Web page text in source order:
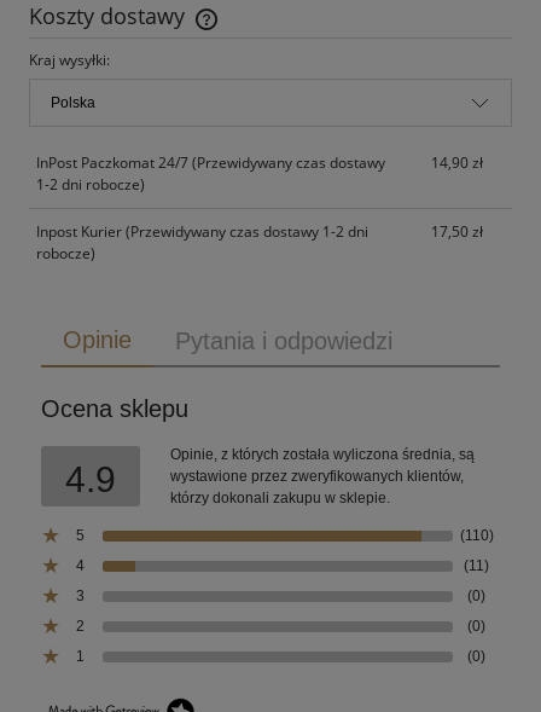
Koszty dostawy
Cena nie zawiera ewentualnych kosztów płatności
Kraj wysyłki:
InPost Paczkomat 24/7(Przewidywany czas dostawy
1-2 dni robocze)
14,90 zł
Inpost Kurier(Przewidywany czas dostawy 1-2 dni
robocze)
17,50 zł
Opinie Pytania i odpowiedzi
Ocena sklepu
4.9
Opinie, z których została wyliczona średnia, są
wystawione przez zweryfikowanych klientów,
którzy dokonali zakupu w sklepie.
5
(110)
4
(11)
3
(0)
2
(0)
1
(0)